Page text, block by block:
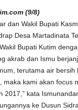
(9/8)
dan Wakil Bupati
Desa Martadinata
Bupati Kutim
akrab dan Ismu
terutama air bersih
maka kami akan focus
2017,” kata Ismunandar.
ke Dusun